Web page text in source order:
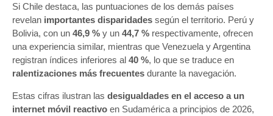
Si Chile destaca, las puntuaciones de los demás países
revelan importantes disparidades según el territorio. Perú y
Bolivia, con un 46,9 % y un 44,7 % respectivamente, ofrecen
una experiencia similar, mientras que Venezuela y Argentina
registran índices inferiores al 40 %, lo que se traduce en
ralentizaciones más frecuentes durante la navegación.
Estas cifras ilustran las desigualdades en el acceso a un
internet móvil reactivo en Sudamérica a principios de 2026,